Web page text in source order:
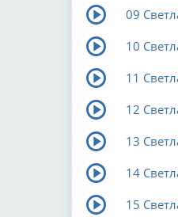
09
10
11
12
13
14
15